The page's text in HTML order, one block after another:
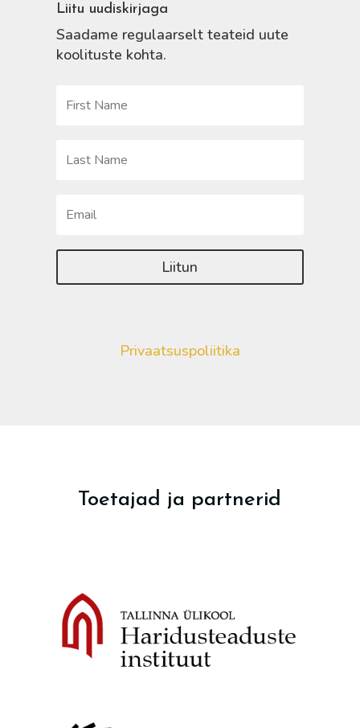
Liitu uudiskirjaga
Saadame regulaarselt teateid uute
koolituste kohta.
Liitun
Privaatsuspoliitika
Toetajad ja partnerid